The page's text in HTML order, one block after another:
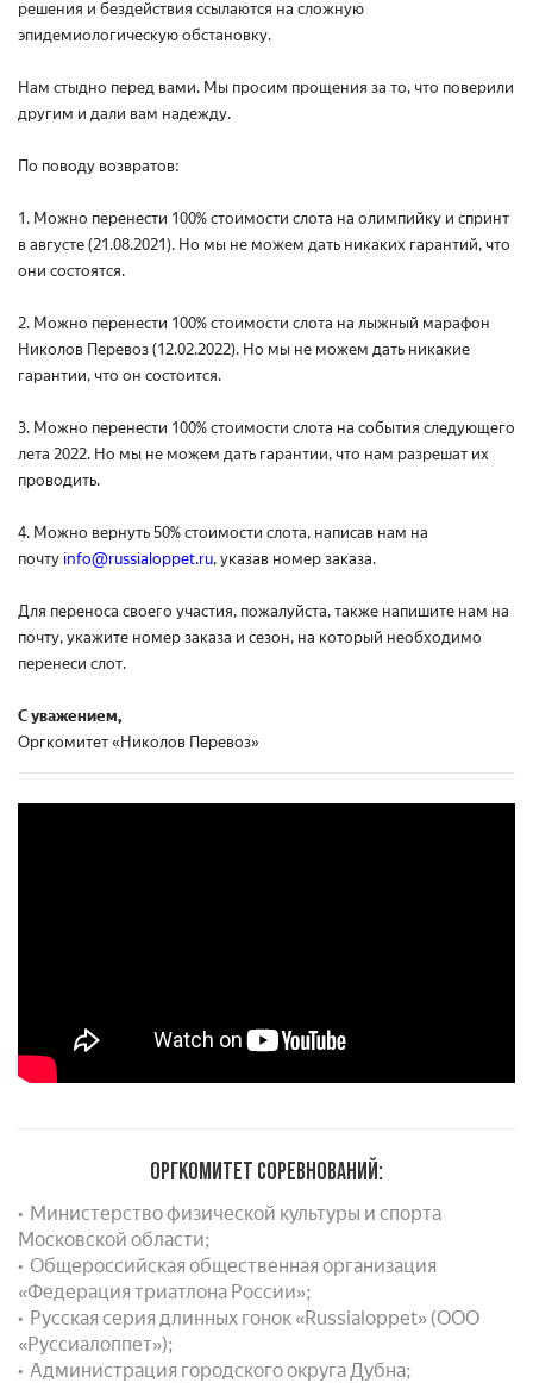
решения и бездействия ссылаются на сложную
эпидемиологическую обстановку.
Нам стыдно перед вами. Мы просим прощения за то, что поверили
другим и дали вам надежду.
По поводу возвратов:
1. Можно перенести 100% стоимости слота на олимпийку и спринт
в августе (21.08.2021). Но мы не можем дать никаких гарантий, что
они состоятся.
2. Можно перенести 100% стоимости слота на лыжный марафон
Николов Перевоз (12.02.2022). Но мы не можем дать никакие
гарантии, что он состоится.
3. Можно перенести 100% стоимости слота на события следующего
лета 2022. Но мы не можем дать гарантии, что нам разрешат их
проводить.
4. Можно вернуть 50% стоимости слота, написав нам на
почту info@russialoppet.ru, указав номер заказа.
Для переноса своего участия, пожалуйста, также напишите нам на
почту, укажите номер заказа и сезон, на который необходимо
перенеси слот.
С уважением,
Оргкомитет «Николов Перевоз»
ОРГКОМИТЕТ СОРЕВНОВАНИЙ:
• Министерство физической культуры и спорта
Московской области;
• Общероссийская общественная организация
«Федерация триатлона России»;
• Русская серия длинных гонок «Russialoppet» (ООО
«Руссиалоппет»);
• Администрация городского округа Дубна;